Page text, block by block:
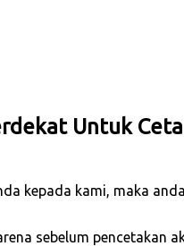
Untuk
kepada kami, maka
sebelum pencetakan